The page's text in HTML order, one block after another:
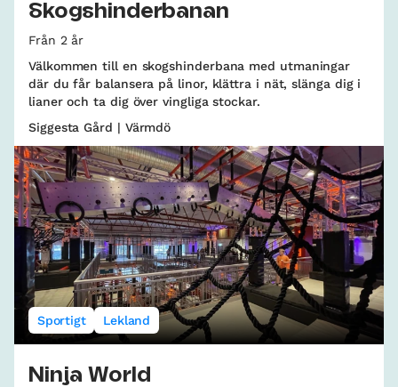
Skogshinderbanan
Från 2 år
Välkommen till en skogshinderbana med utmaningar
där du får balansera på linor, klättra i nät, slänga dig i
lianer och ta dig över vingliga stockar.
Siggesta Gård | Värmdö
Sportigt Lekland
Ninja World